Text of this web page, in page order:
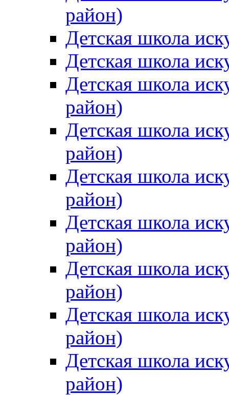
район)
Детская школа
Детская школа
Детская школа
район)
Детская школа
район)
Детская школа
район)
Детская школа
район)
Детская школа
район)
Детская школа
район)
Детская школа
район)